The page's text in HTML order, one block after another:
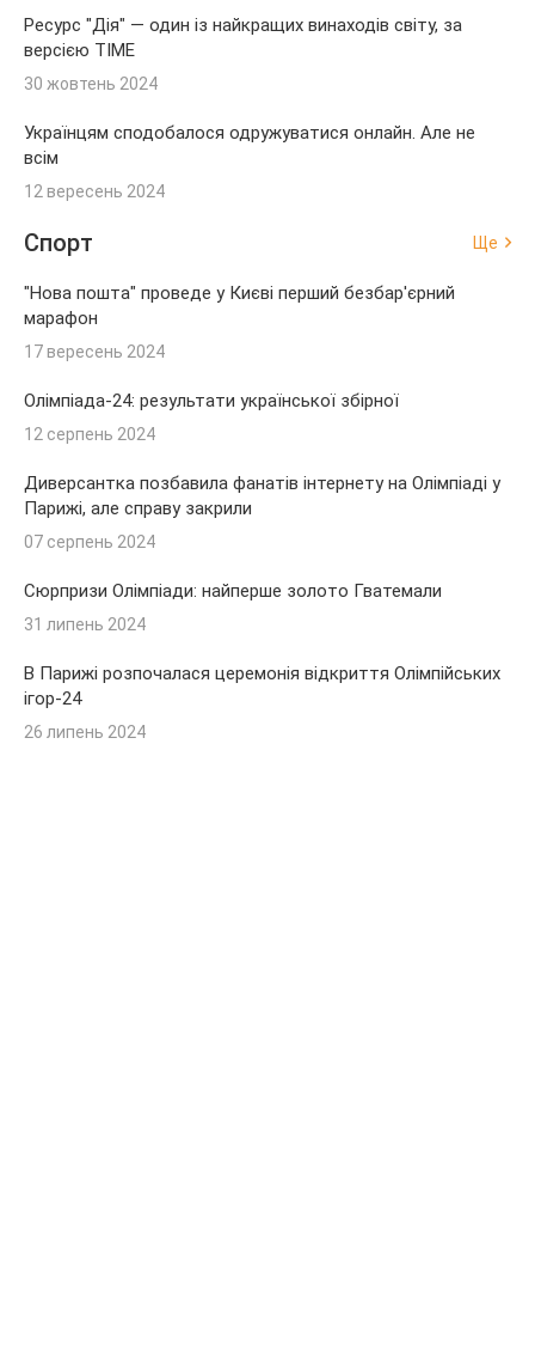
Ресурс "Дія" — один із найкращих винаходів світу, за
версією TIME
30 жовтень 2024
Українцям сподобалося одружуватися онлайн. Але не
всім
12 вересень 2024
Спорт Ще
"Нова пошта" проведе у Києві перший безбар'єрний
марафон
17 вересень 2024
Олімпіада-24: результати української збірної
12 серпень 2024
Диверсантка позбавила фанатів інтернету на Олімпіаді у
Парижі, але справу закрили
07 серпень 2024
Сюрпризи Олімпіади: найперше золото Гватемали
31 липень 2024
В Парижі розпочалася церемонія відкриття Олімпійських
ігор-24
26 липень 2024